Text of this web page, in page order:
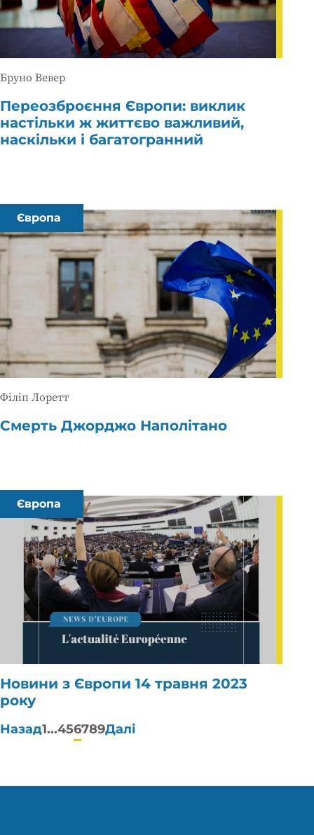
Бруно Вевер
Переозброєння Європи: виклик
настільки ж життєво важливий,
наскільки і багатогранний
Європа
Філіп Лоретт
Смерть Джорджо Наполітано
Європа
Новини з Європи 14 травня 2023
року
Пагінація
Назад1...456789Далі